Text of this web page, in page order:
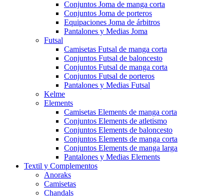
Conjuntos Joma de manga corta
Conjuntos Joma de porteros
Equipaciones Joma de árbitros
Pantalones y Medias Joma
Futsal
Camisetas Futsal de manga corta
Conjuntos Futsal de baloncesto
Conjuntos Futsal de manga corta
Conjuntos Futsal de porteros
Pantalones y Medias Futsal
Kelme
Elements
Camisetas Elements de manga corta
Conjuntos Elements de atletismo
Conjuntos Elements de baloncesto
Conjuntos Elements de manga corta
Conjuntos Elements de manga larga
Pantalones y Medias Elements
Textil y Complementos
Anoraks
Camisetas
Chandals